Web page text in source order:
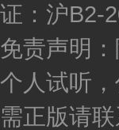
证：沪B2-
免责声明
个人试听
需正版请